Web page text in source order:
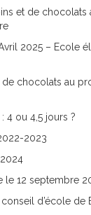
et de chocolats
2025 – Ecole
de chocolats au
4 ou 4,5 jours ?
2023
le 12 septembre
d’école de